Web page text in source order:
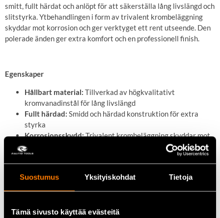
Suostumus Yksityiskohdat Tietoja
Tämä sivusto käyttää evästeitä
smitt, fullt härdat och anlöpt för att säkerställa lång livslängd och
slitstyrka. Ytbehandlingen i form av trivalent krombeläggning
skyddar mot korrosion och ger verktyget ett rent utseende. Den
polerade änden ger extra komfort och en professionell finish.
Egenskaper
Hållbart material: Tillverkad av högkvalitativt
kromvanadinstål för lång livslängd
Fullt härdad: Smidd och härdad konstruktion för extra
styrka
Korrosionsskydd:Trivalent krombeläggning skyddar mot
rost
Polerad ände:
Ger ett professionellt utseende och ökad
Fäste:1″